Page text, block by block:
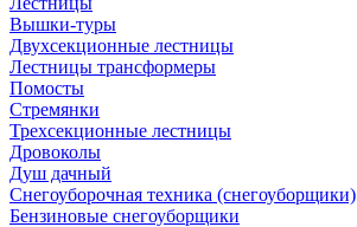
Вышки-туры
Двухсекционные лестницы
Лестницы трансформеры
Помосты
Стремянки
Трехсекционные лестницы
Дровоколы
Душ дачный
Снегоуборочная техника (снегоуборщики)
Бензиновые снегоуборщики